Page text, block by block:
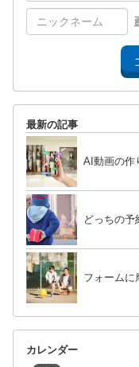
最新の記事
AI動画の作
どっちの予
フォームに
カレンダー